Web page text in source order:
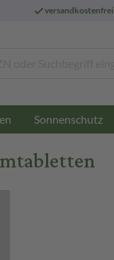
versandkostenfrei
Sonnenschutz